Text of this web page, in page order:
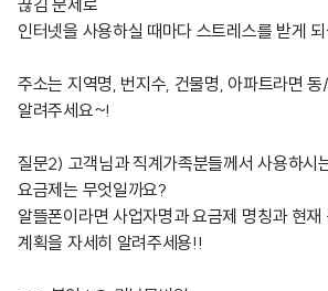
끊김 문제로
인터넷을 사용하실 때마다 스트레스를 받게
주소는 지역명, 번지수, 건물명, 아파트라면
알려주세요~!
질문2) 고객님과 직계가족분들께서 사용하시
요금제는 무엇일까요?
알뜰폰이라면 사업자명과 요금제 명칭과 현재
계획을 자세히 알려주세용!!